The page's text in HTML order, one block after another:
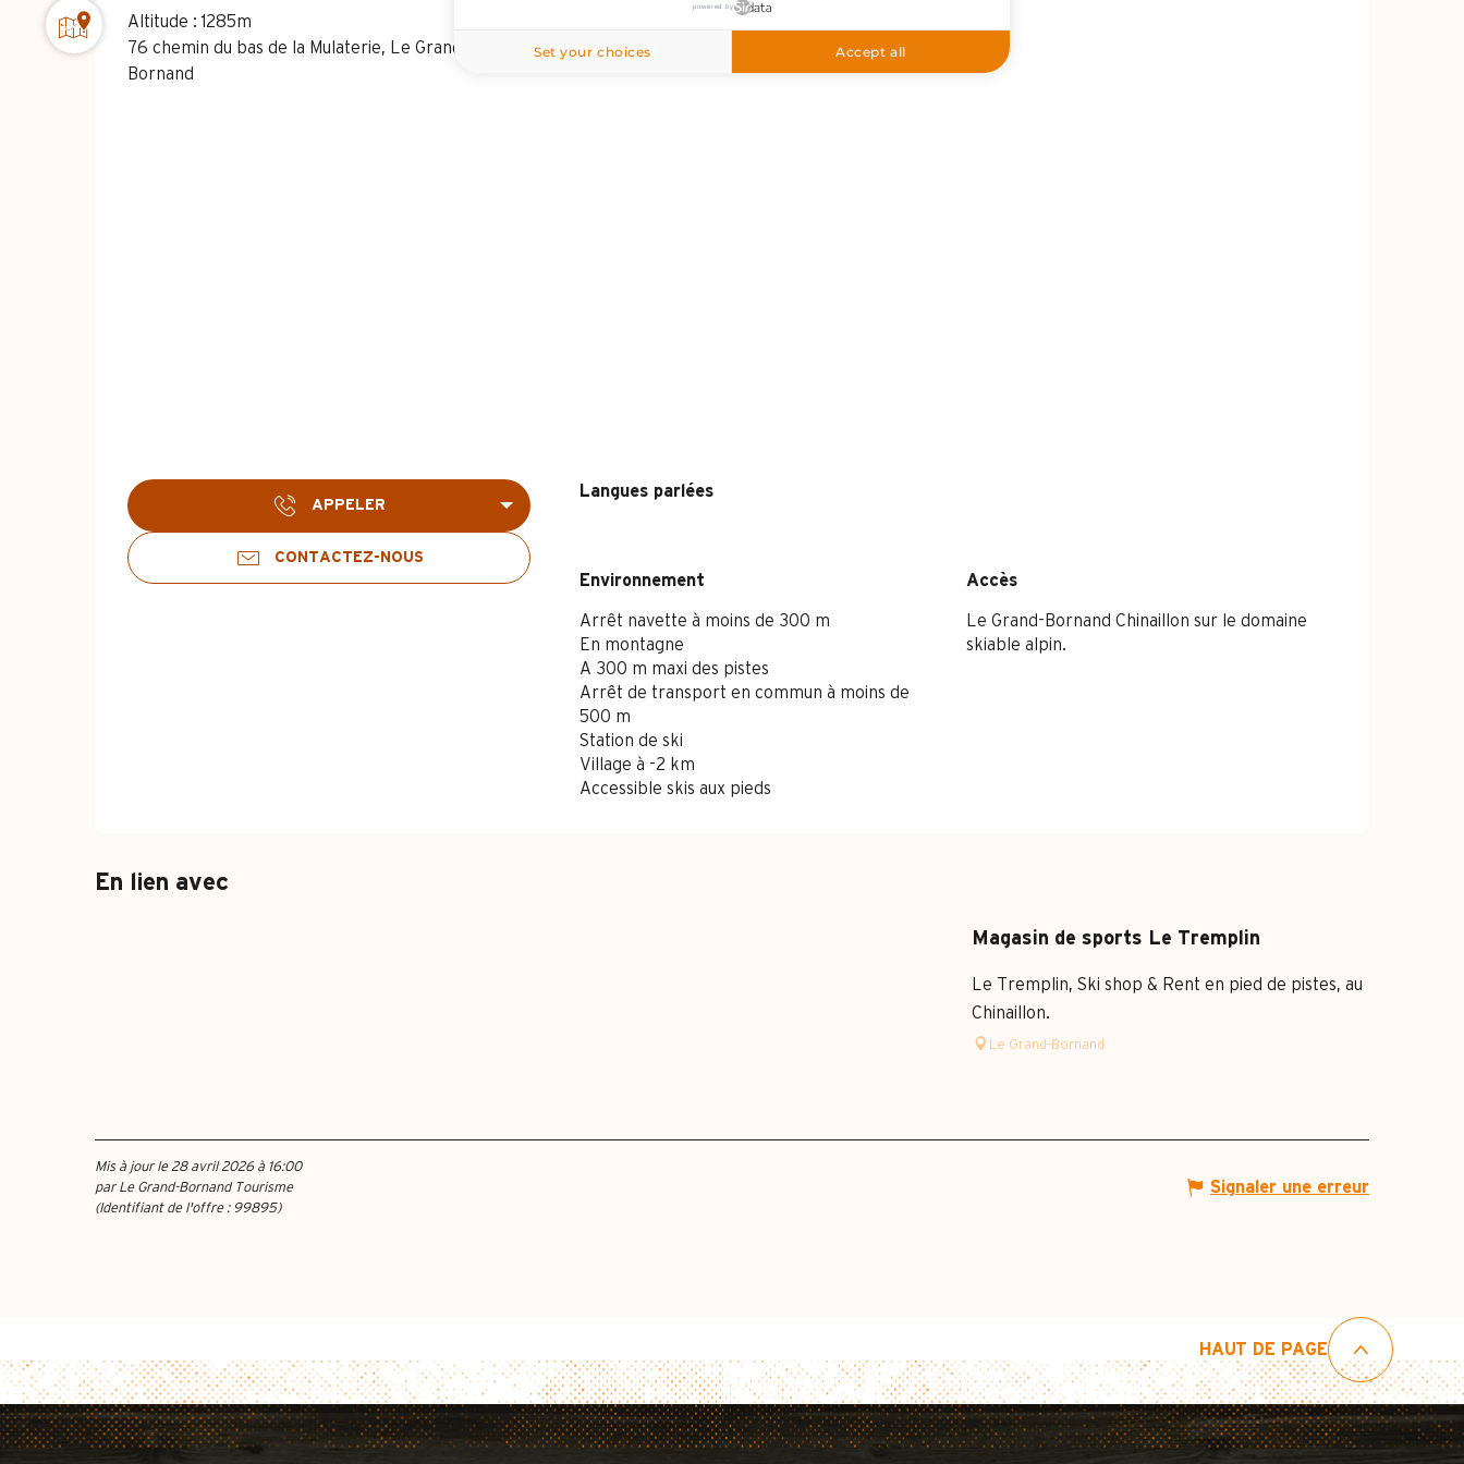
Altitude : 1285m
76 chemin du bas de la Mulaterie, Le Grand-Bornand Chinaillon, 74450 Le Grand-
Bornand
M'y rendre
APPELER
CONTACTEZ-NOUS
Langues parlées
Langues parlées
Environnement
Environnement
Arrêt navette à moins de 300 m
En montagne
A 300 m maxi des pistes
Arrêt de transport en commun à moins de
500 m
Station de ski
Village à -2 km
Accessible skis aux pieds
Accès
Accès
Le Grand-Bornand Chinaillon sur le domaine
skiable alpin.
En lien avec
Magasin de sports Le Tremplin
Le Tremplin, Ski shop & Rent en pied de pistes, au
Chinaillon.
Le Grand-Bornand
Mis à jour le 28 avril 2026 à 16:00
par Le Grand-Bornand Tourisme
(Identifiant de l'offre : 99895)
Signaler une erreur
HAUT DE PAGE
powered by
Set your choices Accept all